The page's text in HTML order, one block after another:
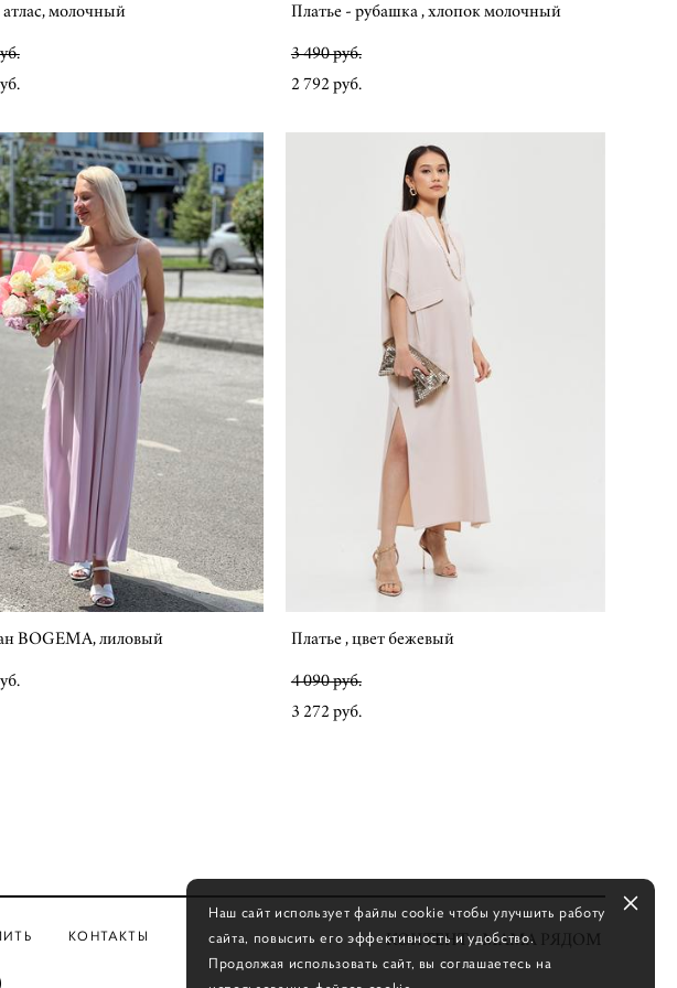
атлас, молочный Платье - рубашка , хлопок молочный
3 490 pуб.
2 792 pуб.
BOGEMA, лиловый Платье , цвет бежевый
4 090 pуб.
3 272 pуб.
КОНТАКТЫ КОНТЕНТ - МАМА РЯДОМ
Наш сайт использует файлы cookie чтобы улучшить работу
сайта, повысить его эффективность и удобство.
Продолжая использовать сайт, вы соглашаетесь на